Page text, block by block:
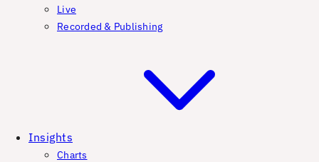
Live
Recorded & Publishing
Insights
Charts